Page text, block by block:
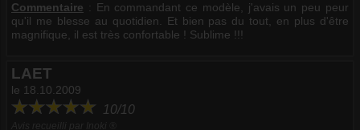
Commentaire : En commandant ce modèle, j'avais un peu peur
qu'il me blesse au quotidien. Et bien pas du tout, en plus d'être
magnifique, il est très confortable ! Sublime !!!
LAET
le 18.10.2009
10/10